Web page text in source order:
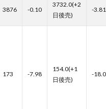
3876 -0.10
3732.0(+2
日後売)
-3.81
173 -7.98
154.0(+1
日後売)
-